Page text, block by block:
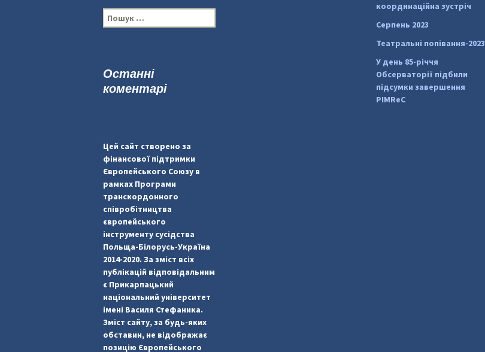
П
о
:
координаційна зустріч
Серпень 2023
Театральні попівання-2023
У день 85-річчя
Обсерваторії підбили
підсумки завершення
PIMReC
Останні
коментарі
Цей сайт створено за
фінансової підтримки
Європейського Союзу в
рамках Програми
транскордонного
співробітництва
європейського
інструменту сусідства
Польща-Білорусь-Україна
2014-2020. За зміст всіх
публікацій відповідальним
є Прикарпацький
національний університет
імені Василя Стефаника.
Зміст сайту, за будь-яких
обставин, не відображає
позицію Європейського